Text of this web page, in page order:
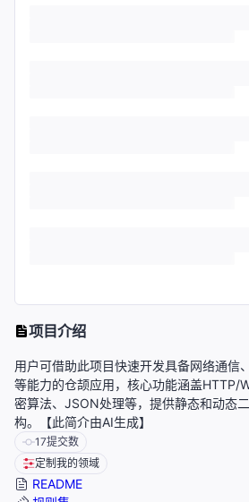
项目介绍
用户可借助此项目快速开发具备网络通信
等能力的仓颉应用，核心功能涵盖HTTP/
密算法、JSON处理等，提供静态和动态
构。【此简介由AI生成】
17提交数
定制我的领域
README